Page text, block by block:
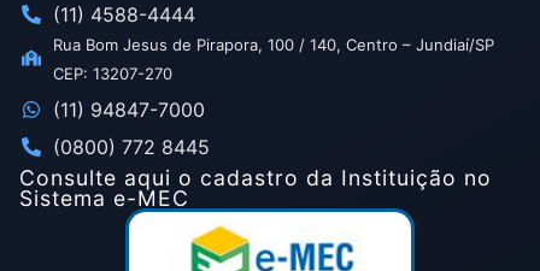
(11) 4588-4444
Rua Bom Jesus de Pirapora, 100 / 140, Centro – Jundiaí/SP
CEP: 13207-270
(11) 94847-7000
(0800) 772 8445
Consulte aqui o cadastro da Instituição no
Sistema e-MEC